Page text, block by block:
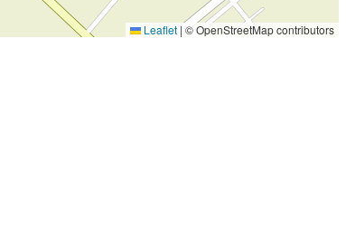
Leaflet | © OpenStreetMap contributors